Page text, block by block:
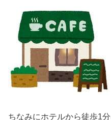
ちなみにホテルから徒歩1